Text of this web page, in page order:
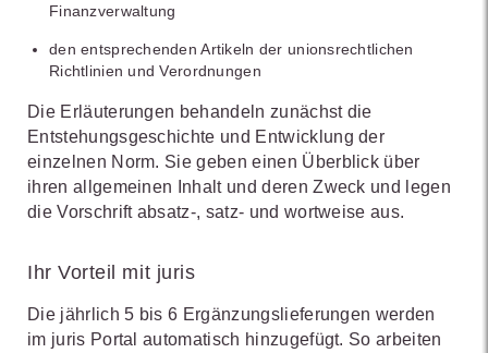
Finanzverwaltung
den entsprechenden Artikeln der unionsrechtlichen
Richtlinien und Verordnungen
Die Erläuterungen behandeln zunächst die
Entstehungsgeschichte und Entwicklung der
einzelnen Norm. Sie geben einen Überblick über
ihren allgemeinen Inhalt und deren Zweck und legen
die Vorschrift absatz-, satz- und wortweise aus.
Ihr Vorteil mit juris
Die jährlich 5 bis 6 Ergänzungslieferungen werden
im juris Portal automatisch hinzugefügt. So arbeiten